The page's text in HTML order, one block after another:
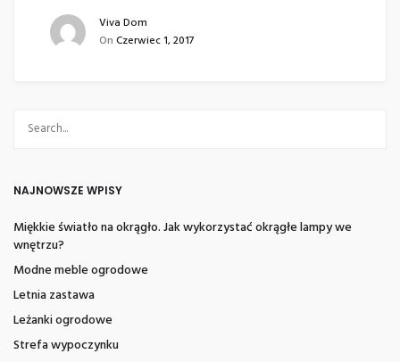
Viva Dom
On Czerwiec 1, 2017
NAJNOWSZE WPISY
Miękkie światło na okrągło. Jak wykorzystać okrągłe lampy we
wnętrzu?
Modne meble ogrodowe
Letnia zastawa
Leżanki ogrodowe
Strefa wypoczynku